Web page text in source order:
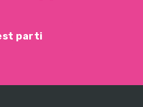
parti